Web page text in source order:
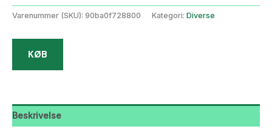
Varenummer (SKU): 90ba0f728800 Kategori: Diverse
KØB
Beskrivelse